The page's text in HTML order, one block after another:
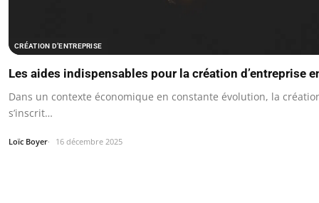
CRÉATION D’ENTREPRISE
Les aides indispensables pour la création d’entreprise
Dans un contexte économique en constante évolution, la
s’inscrit…
Loïc Boyer 16 décembre 2025